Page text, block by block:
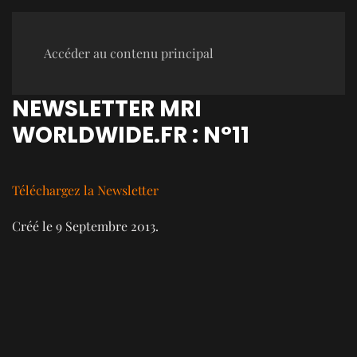
Accéder au contenu principal
NEWSLETTER MRI
WORLDWIDE.FR : N°11
Téléchargez la Newsletter
Créé le9 Septembre 2013.